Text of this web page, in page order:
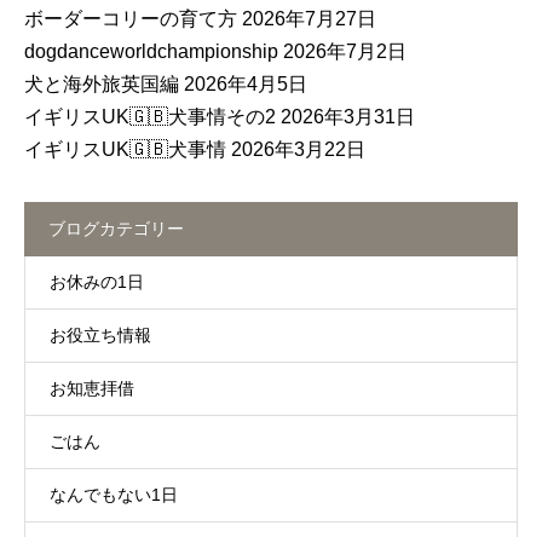
ボーダーコリーの育て方 2026年7月27日
dogdanceworldchampionship 2026年7月2日
犬と海外旅英国編 2026年4月5日
イギリスUK🇬🇧犬事情その2 2026年3月31日
イギリスUK🇬🇧犬事情 2026年3月22日
ブログカテゴリー
お休みの1日
お役立ち情報
お知恵拝借
ごはん
なんでもない1日